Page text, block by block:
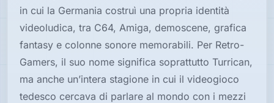
in cui la Germania costruì una propria identità
videoludica, tra C64, Amiga, demoscene, grafica
fantasy e colonne sonore memorabili. Per Retro-
Gamers, il suo nome significa soprattutto Turrican,
ma anche un’intera stagione in cui il videogioco
tedesco cercava di parlare al mondo con i mezzi